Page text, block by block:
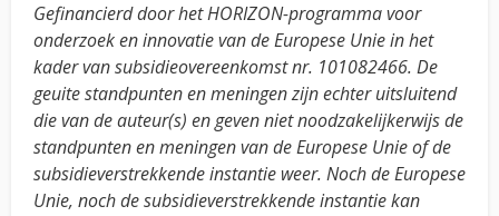
Gefinancierd door het HORIZON-programma voor
onderzoek en innovatie van de Europese Unie in het
kader van subsidieovereenkomst nr. 101082466. De
geuite standpunten en meningen zijn echter uitsluitend
die van de auteur(s) en geven niet noodzakelijkerwijs de
standpunten en meningen van de Europese Unie of de
subsidieverstrekkende instantie weer. Noch de Europese
Unie, noch de subsidieverstrekkende instantie kan